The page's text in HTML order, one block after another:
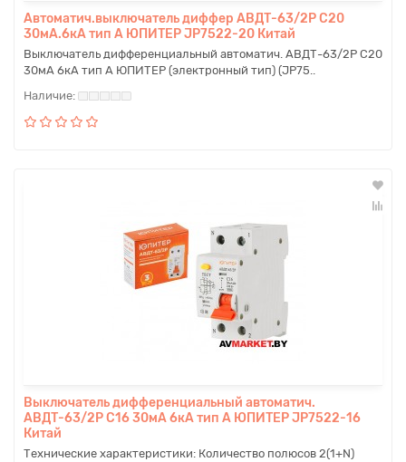
Автоматич.выключатель диффер АBДТ-63/2P С20
30мА.6кА тип А ЮПИТЕР JP7522-20 Китай
Выключатель дифференциальный автоматич. АВДТ-63/2P C20
30мА 6кА тип А ЮПИТЕР (электронный тип) (JP75..
Выключатель дифференциальный автоматич.
АBДТ-63/2P С16 30мА 6кА тип А ЮПИТЕР JP7522-16
Китай
Технические характеристики: Количество полюсов 2(1+N)